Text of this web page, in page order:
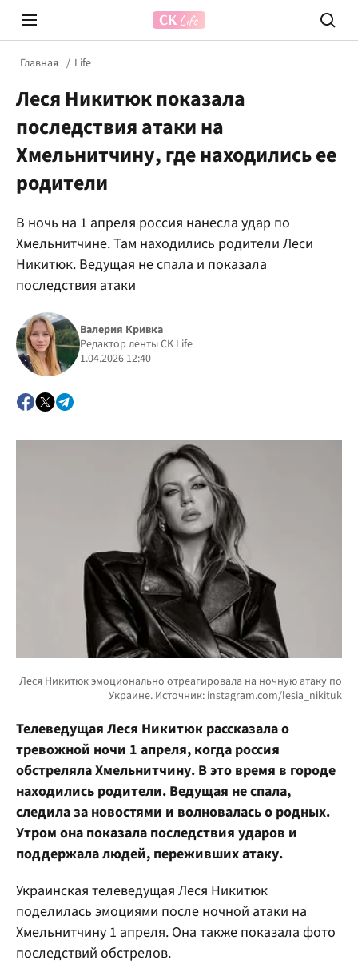
Главная Life
Леся Никитюк показала
последствия атаки на
Хмельнитчину, где находились ее
родители
В ночь на 1 апреля россия нанесла удар по
Хмельнитчине. Там находились родители Леси
Никитюк. Ведущая не спала и показала
последствия атаки
Валерия Кривка
Редактор ленты CK Life
1.04.2026 12:40
Телеведущая Леся Никитюк рассказала о
тревожной ночи 1 апреля, когда россия
обстреляла Хмельнитчину. В это время в городе
находились родители. Ведущая не спала,
следила за новостями и волновалась о родных.
Утром она показала последствия ударов и
поддержала людей, переживших атаку.
Украинская телеведущая Леся Никитюк
поделилась эмоциями после ночной атаки на
Хмельнитчину 1 апреля. Она также показала фото
последствий обстрелов.